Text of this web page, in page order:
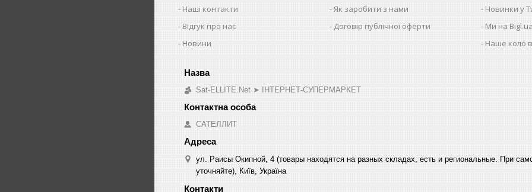
Наші контакти
Відгук про нас
Новини
Як заробити з нами
Договір публічної оферти
Новинки у
Ми на Bigl.ua
Наше коло
Sat-ELLITE.Net ➤ ІНТЕРНЕТ-СУПЕРМАРКЕТ
САТЕЛЛИТ
ул. Раисы Окипной, 4 (товары находятся на разных складах, есть и региональные. При
уточняйте), Київ, Україна